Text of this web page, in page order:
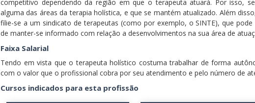
competitivo dependendo da região em que o terapeuta atuará. Por isso,
alguma das áreas da terapia holística, e que se mantém atualizado. Além
filie-se a um sindicato de terapeutas (como por exemplo, o SINTE), que
de manter-se informado com relação a desenvolvimentos na sua área de
Faixa Salarial
Tendo em vista que o terapeuta holístico costuma trabalhar de forma
com o valor que o profissional cobra por seu atendimento e pelo número de
Cursos indicados para esta profissão